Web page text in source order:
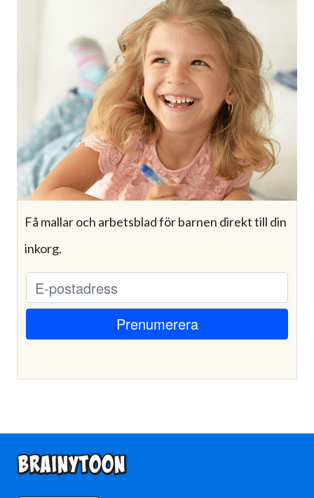
Få mallar och arbetsblad för barnen direkt till din
inkorg.